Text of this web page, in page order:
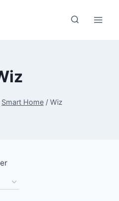
Smart Home / Wiz